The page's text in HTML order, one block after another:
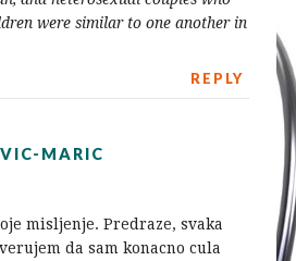
were similar to one another in
REPLY
MARIC
misljenje. Predraze, svaka
da sam konacno cula